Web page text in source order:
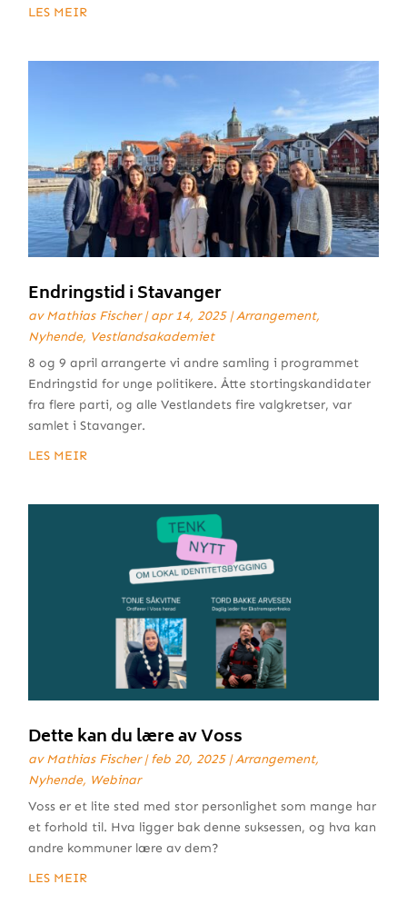
LES MEIR
Endringstid i Stavanger
avMathias Fischer|apr 14, 2025|Arrangement,
Nyhende, Vestlandsakademiet
8 og 9 april arrangerte vi andre samling i programmet
Endringstid for unge politikere. Åtte stortingskandidater
fra flere parti, og alle Vestlandets fire valgkretser, var
samlet i Stavanger.
LES MEIR
Dette kan du lære av Voss
avMathias Fischer|feb 20, 2025|Arrangement,
Nyhende, Webinar
Voss er et lite sted med stor personlighet som mange har
et forhold til. Hva ligger bak denne suksessen, og hva kan
andre kommuner lære av dem?
LES MEIR